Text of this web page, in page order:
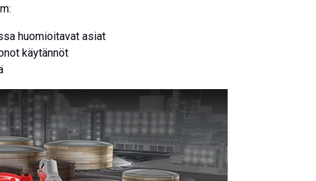
huomioitavat asiat
käytännöt